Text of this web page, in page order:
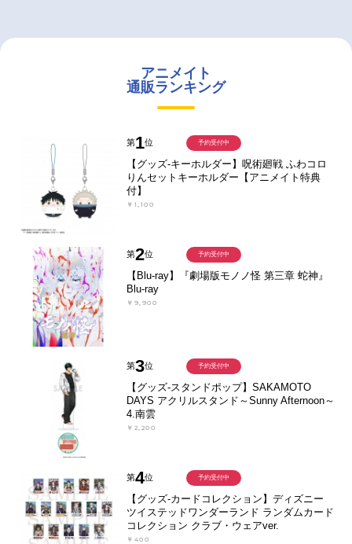
アニメイト
通販ランキング
第1位
【グッズ-キーホルダー】呪術廻戦 ふわコロ
りんセットキーホルダー【アニメイト特典
付】
￥1,100
予約受付中
第2位
【Blu-ray】『劇場版モノノ怪 第三章 蛇神』
Blu-ray
￥9,900
予約受付中
第3位
【グッズ-スタンドポップ】SAKAMOTO
DAYS アクリルスタンド～Sunny Afternoon～
4.南雲
￥2,200
予約受付中
第4位
【グッズ-カードコレクション】ディズニー
ツイステッドワンダーランド ランダムカード
コレクション クラブ・ウェアver.
￥400
予約受付中